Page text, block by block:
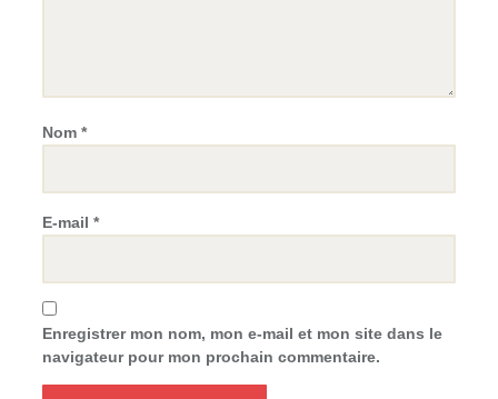
Nom *
E-mail *
Enregistrer mon nom, mon e-mail et mon site dans le
navigateur pour mon prochain commentaire.